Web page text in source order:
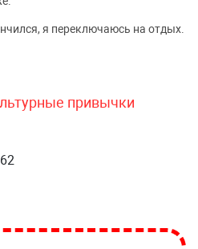
я переключаюсь на отдых.
привычки